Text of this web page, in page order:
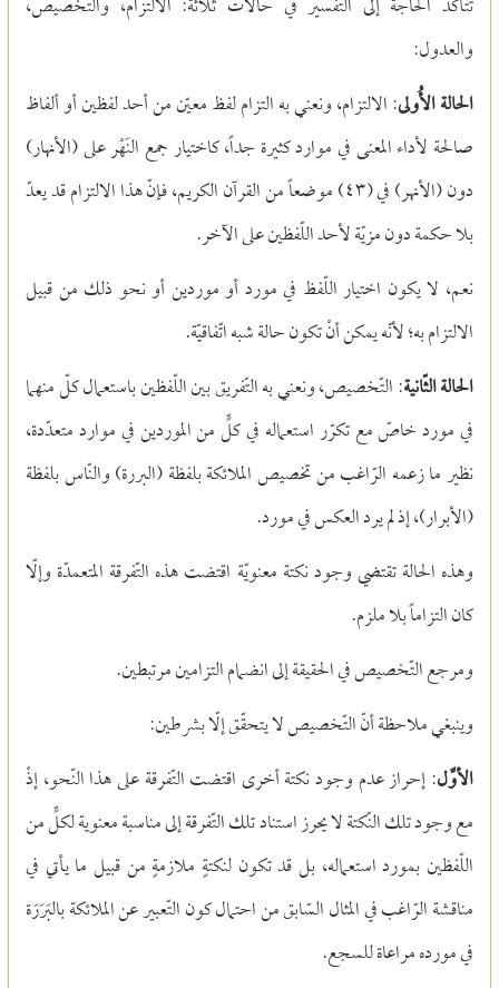
والعدول:
الحالة الأُولى: الالتزام، ونعني به التزام لفظ معيّن من أحد لفظين أو ألفاظ
صالحة لأداء المعنى في موارد كثيرة جداً، كاختيار جمع النَهْر على (الأنهار)
دون (الأنهر) في (٤٣) موضعاً من القرآن الكريم، فإنّ هذا الالتزام قد يعدّ
بلا حكمة دون مزيّة لأحد اللّفظين على الآخر.
نعم، لا يكون اختيار اللّفظ في مورد أو موردين أو نحو ذلك من قبيل
الالتزام به؛ لأنّه يمكن أنْ تكون حالة شبه اتّفاقيّة.
الحالة الثّانية: التّخصيص، ونعني به التّفريق بين اللّفظين باستعمال كلّ منهما
في مورد خاصّ مع تكرّر استعماله في كلٍّ من الموردين في موارد متعدّدة،
نظير ما زعمه الرّاغب من تخصيص الملائكة بلفظة (البررة) والنّاس بلفظة
(الأبرار)، إذ لم يرد العكس في مورد.
وهذه الحالة تقتضي وجود نكتة معنويّة اقتضت هذه التّفرقة المتعمدّة وإلّا
كان التزاماً بلا ملزم.
ومرجع التّخصيص في الحقيقة إلى انضمام التزامين مرتبطين.
وينبغي ملاحظة أنّ التّخصيص لا يتحقّق إلّا بشرطين:
الأوَّل: إحراز عدم وجود نكتة أخرى اقتضت التّفرقة على هذا النّحو، إذْ
مع وجود تلك النّكتة لا يحرز استناد تلك التّفرقة إلى مناسبة معنوية لكلٍّ من
اللّفظين بمورد استعماله، بل قد تكون لنكتةٍ ملازمةٍ من قبيل ما يأتي في
مناقشة الرّاغب في المثال السّابق من احتمال كون التّعبير عن الملائكة بالبَرَرَة
في مورده مراعاة للسجع.